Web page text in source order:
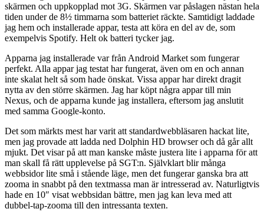
skärmen och uppkopplad mot 3G. Skärmen var påslagen nästan hela
tiden under de 8½ timmarna som batteriet räckte. Samtidigt laddade
jag hem och installerade appar, testa att köra en del av de, som
exempelvis Spotify. Helt ok batteri tycker jag.
Apparna jag installerade var från Android Market som fungerar
perfekt. Alla appar jag testat har fungerat, även om en och annan
inte skalat helt så som hade önskat. Vissa appar har direkt dragit
nytta av den större skärmen. Jag har köpt några appar till min
Nexus, och de apparna kunde jag installera, eftersom jag anslutit
med samma Google-konto.
Det som märkts mest har varit att standardwebbläsaren hackat lite,
men jag provade att ladda ned Dolphin HD browser och då går allt
mjukt. Det visar på att man kanske måste justera lite i apparna för att
man skall få rätt upplevelse på SGT:n. Självklart blir många
webbsidor lite små i stående läge, men det fungerar ganska bra att
zooma in snabbt på den textmassa man är intresserad av. Naturligtvis
hade en 10″ visat webbsidan bättre, men jag kan leva med att
dubbel-tap-zooma till den intressanta texten.